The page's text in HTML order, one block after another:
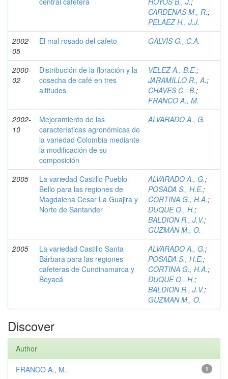
CARDENAS M., R.;
PELAEZ H., J.J.
2002-
05
El mal rosado del cafeto GALVIS G., C.A.
2000-
02
Distribución de la floración y la
cosecha de café en tres
altitudes
VELEZ A., B.E.;
JARAMILLO R., A.;
CHAVES C., B.;
FRANCO A., M.
2002-
10
Mejoramiento de las
características agronómicas de
la variedad Colombia mediante
la modificación de su
composición
ALVARADO A., G.
2005
La variedad Castillo Pueblo
Bello para las regiones de
Magdalena Cesar La Guajira y
Norte de Santander
ALVARADO A., G.;
POSADA S., H.E.;
CORTINA G., H.A.;
DUQUE O., H.;
BALDION R., J.V.;
GUZMAN M., O.
2005
La variedad Castillo Santa
Bárbara para las regiones
cafeteras de Cundinamarca y
Boyacá
ALVARADO A., G.;
POSADA S., H.E.;
CORTINA G., H.A.;
DUQUE O., H.;
BALDION R., J.V.;
GUZMAN M., O.
Discover
Author
1
FRANCO A., M.